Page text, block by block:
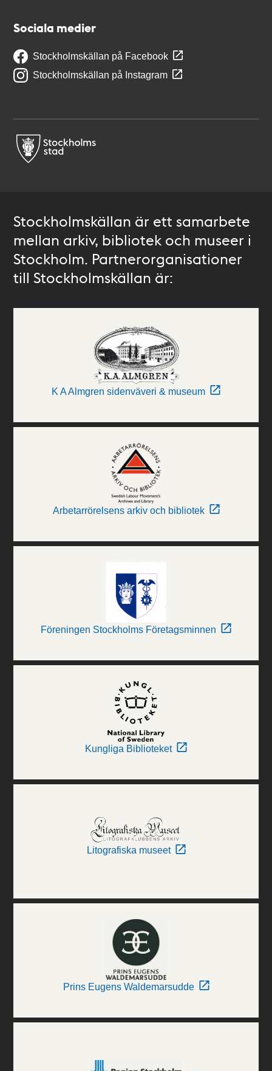
Sociala medier
Stockholmskällan på Facebook
Stockholmskällan på Instagram
Stockholmskällan är ett samarbete
mellan arkiv, bibliotek och museer i
Stockholm. Partnerorganisationer
till Stockholmskällan är:
K A Almgren sidenväveri & museum
Arbetarrörelsens arkiv och bibliotek
Föreningen Stockholms Företagsminnen
Kungliga Biblioteket
Litografiska museet
Prins Eugens Waldemarsudde